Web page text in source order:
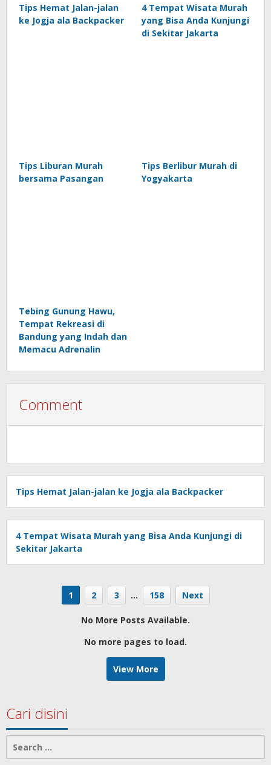
Tips Hemat Jalan-jalan
ke Jogja ala Backpacker
4 Tempat Wisata Murah
yang Bisa Anda Kunjungi
di Sekitar Jakarta
Tips Liburan Murah
bersama Pasangan
Tips Berlibur Murah di
Yogyakarta
Tebing Gunung Hawu,
Tempat Rekreasi di
Bandung yang Indah dan
Memacu Adrenalin
Comment
Tips Hemat Jalan-jalan ke Jogja ala Backpacker
4 Tempat Wisata Murah yang Bisa Anda Kunjungi di
Sekitar Jakarta
1 2 3 … 158 Next
No More Posts Available.
No more pages to load.
View More
Cari disini
for: